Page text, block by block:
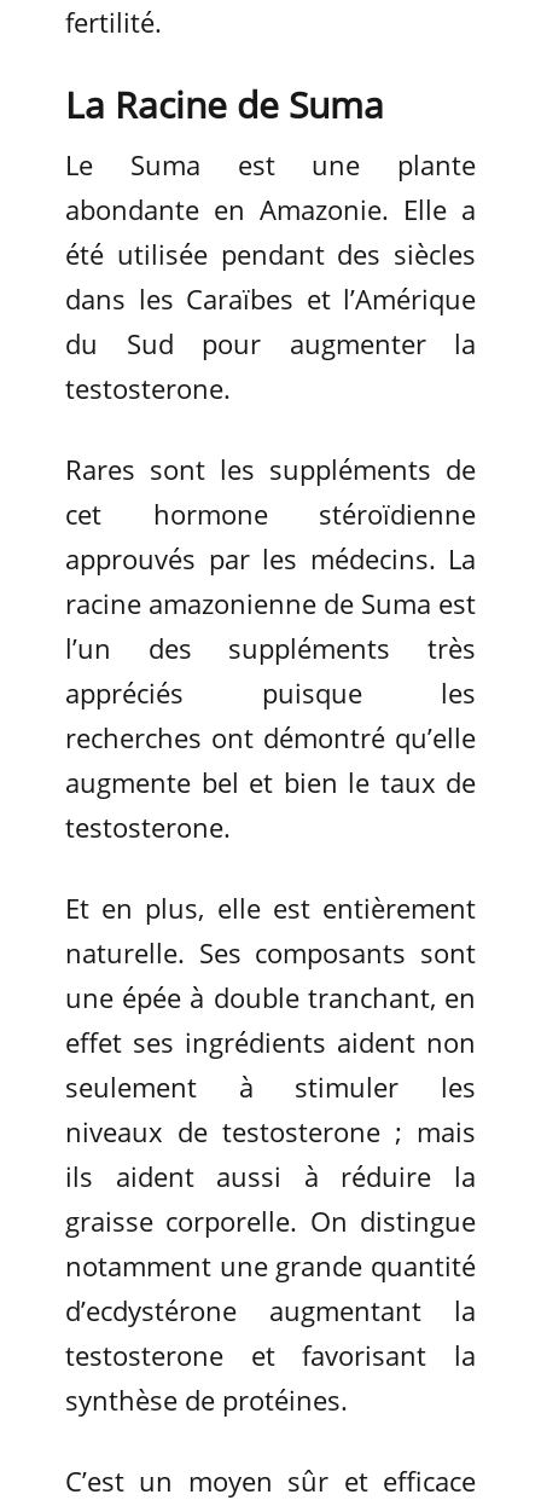
fertilité.
La Racine de Suma
Le Suma est une plante
abondante en Amazonie. Elle a
été utilisée pendant des siècles
dans les Caraïbes et l’Amérique
du Sud pour augmenter la
testosterone.
Rares sont les suppléments de
cet hormone stéroïdienne
approuvés par les médecins. La
racine amazonienne de Suma est
l’un des suppléments très
appréciés puisque les
recherches ont démontré qu’elle
augmente bel et bien le taux de
testosterone.
Et en plus, elle est entièrement
naturelle. Ses composants sont
une épée à double tranchant, en
effet ses ingrédients aident non
seulement à stimuler les
niveaux de testosterone ; mais
ils aident aussi à réduire la
graisse corporelle. On distingue
notamment une grande quantité
d’ecdystérone augmentant la
testosterone et favorisant la
synthèse de protéines.
C’est un moyen sûr et efficace